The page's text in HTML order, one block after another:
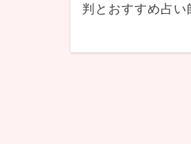
判とおすすめ占い